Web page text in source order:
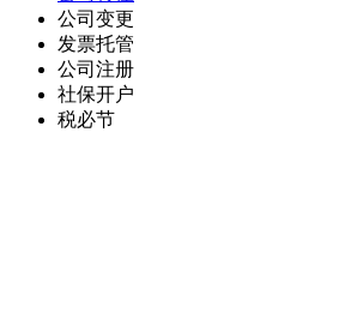
公司变更
发票托管
公司注册
社保开户
税必节